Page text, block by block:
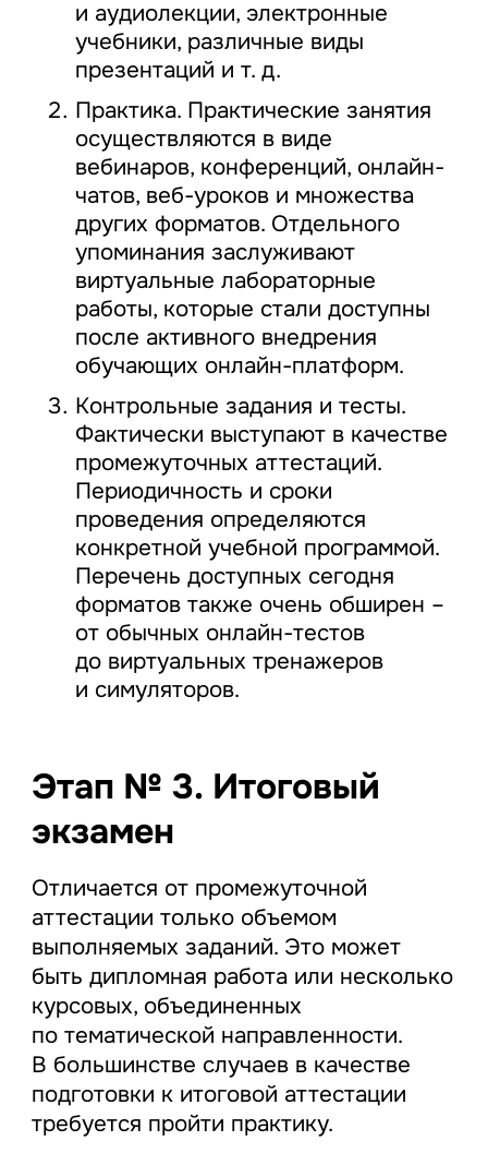
и аудиолекции, электронные
учебники, различные виды
презентаций и т. д.
Практика. Практические занятия
осуществляются в виде
вебинаров, конференций, онлайн-
чатов, веб-уроков и множества
других форматов. Отдельного
упоминания заслуживают
виртуальные лабораторные
работы, которые стали доступны
после активного внедрения
обучающих онлайн-платформ.
Контрольные задания и тесты.
Фактически выступают в качестве
промежуточных аттестаций.
Периодичность и сроки
проведения определяются
конкретной учебной программой.
Перечень доступных сегодня
форматов также очень обширен –
от обычных онлайн-тестов
до виртуальных тренажеров
и симуляторов.
Этап № 3. Итоговый
экзамен
Отличается от промежуточной
аттестации только объемом
выполняемых заданий. Это может
быть дипломная работа или несколько
курсовых, объединенных
по тематической направленности.
В большинстве случаев в качестве
подготовки к итоговой аттестации
требуется пройти практику.